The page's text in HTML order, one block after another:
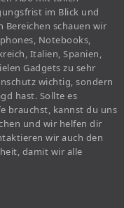
im Blick und
Bereichen schauen wir
Notebooks,
Italien, Spanien,
Gadgets zu sehr
wichtig, sondern
hast. Sollte es
brauchst, kannst du uns
und wir helfen dir
wir auch den
damit wir alle